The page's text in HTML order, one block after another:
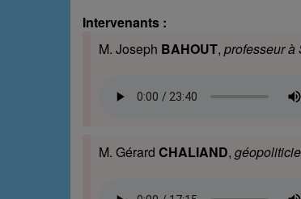
Intervenants :
M. Joseph BAHOUT, professeur à
M. Gérard CHALIAND,